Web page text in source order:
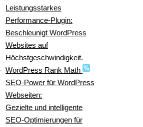
Leistungsstarkes
Performance-Plugin:
Beschleunigt WordPress
Websites auf
Höchstgeschwindigkeit.
WordPress Rank Math
SEO-Power für WordPress
Webseiten:
Gezielte und intelligente
SEO-Optimierungen für